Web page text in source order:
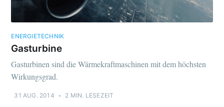
ENERGIETECHNIK
Gasturbine
Gasturbinen sind die Wärmekraftmaschinen mit dem höchsten
Wirkungsgrad.
31 AUG. 2014 • 2 MIN. LESEZEIT